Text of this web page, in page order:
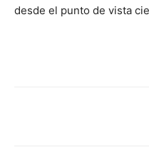
desde el punto de vista